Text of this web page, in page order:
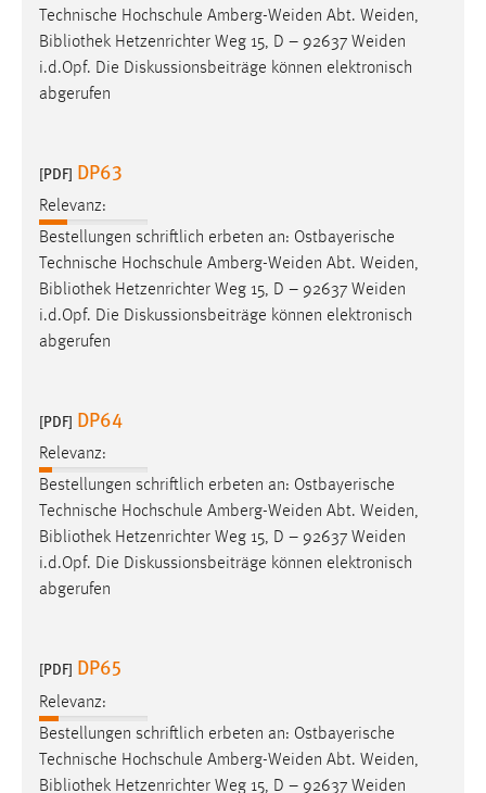
Technische Hochschule Amberg-Weiden Abt. Weiden,
Bibliothek Hetzenrichter Weg 15, D – 92637 Weiden
i.d.Opf. Die Diskussionsbeiträge können elektronisch
abgerufen
[PDF] DP63
Relevanz:
Bestellungen schriftlich erbeten an: Ostbayerische
Technische Hochschule Amberg-Weiden Abt. Weiden,
Bibliothek Hetzenrichter Weg 15, D – 92637 Weiden
i.d.Opf. Die Diskussionsbeiträge können elektronisch
abgerufen
[PDF] DP64
Relevanz:
Bestellungen schriftlich erbeten an: Ostbayerische
Technische Hochschule Amberg-Weiden Abt. Weiden,
Bibliothek Hetzenrichter Weg 15, D – 92637 Weiden
i.d.Opf. Die Diskussionsbeiträge können elektronisch
abgerufen
[PDF] DP65
Relevanz:
Bestellungen schriftlich erbeten an: Ostbayerische
Technische Hochschule Amberg-Weiden Abt. Weiden,
Bibliothek Hetzenrichter Weg 15, D – 92637 Weiden
Zweck:
Wird benötigt um die Chatfunktion nutzen zu können.
Cookie Laufzeit:
Login
Name:
fe_user, be_user, be_lastLoginProvider
Zweck:
Dieser Cookie ist notwendig um sich an der Website
Cookie Laufzeit:
STATISTIK
Statistik Cookies erfassen Informationen anonym.
Diese Informationen helfen uns zu verstehen, wie
Matomo
Name:
_pk_ref, _pk_cvar, _pk_id, _pk_ses
Zweck: